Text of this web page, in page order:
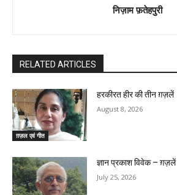
निज़ाम फ़तेहपुरी
RELATED ARTICLES
ग़ज़ल एवं गीत
हरकीरत हीर की तीन ग़ज़लें
August 8, 2026
ज्ञान प्रकाश विवेक – ग़ज़लें
July 25, 2026